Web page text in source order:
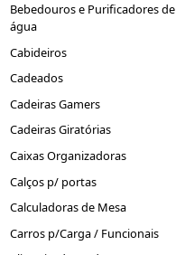
Bebedouros e Purificadores de
água
Cabideiros
Cadeados
Cadeiras Gamers
Cadeiras Giratórias
Caixas Organizadoras
Calços p/ portas
Calculadoras de Mesa
Carros p/Carga / Funcionais